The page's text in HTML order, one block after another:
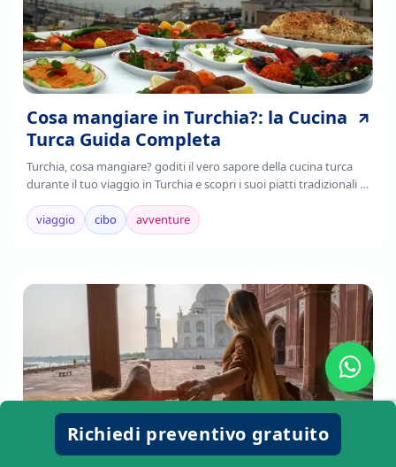
Cosa mangiare in Turchia?: la Cucina
Turca Guida Completa
Turchia, cosa mangiare? goditi il vero sapore della cucina turca
durante il tuo viaggio in Turchia e scopri i suoi piatti tradizionali ,
è il frutto della fusione di tradizioni culinarie regionali,
mediterranee e asiatiche.
viaggio cibo avventure
Richiedi preventivo gratuito